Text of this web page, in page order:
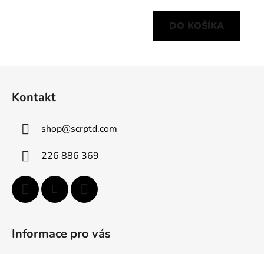
DO KOŠÍKA
Kontakt
shop@scrptd.com
226 886 369
Informace pro vás